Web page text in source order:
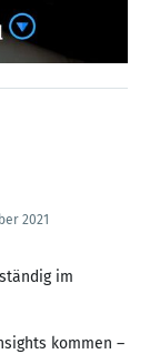
2021
im
kommen –